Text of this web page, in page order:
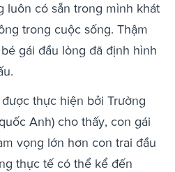
luôn có sẵn trong mình khát
trong cuộc sống. Thậm
gái đầu lòng đã định hình
thực hiện bởi Trường
Anh) cho thấy, con gái
vọng lớn hơn con trai đầu
thực tế có thể kể đến